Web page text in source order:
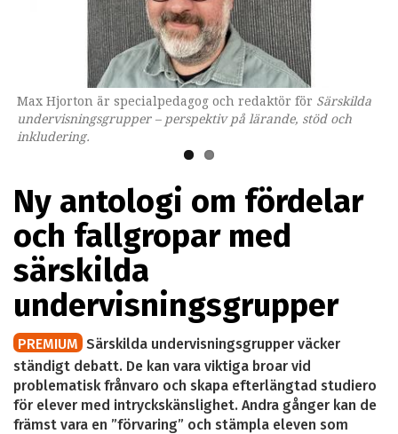
Max Hjorton är specialpedagog och redaktör för Särskilda
undervisningsgrupper – perspektiv på lärande, stöd och
inkludering.
Omslaget till boken som ges ut av Lärarförlaget.
Ny antologi om fördelar
och fallgropar med
särskilda
undervisningsgrupper
PREMIUM Särskilda undervisningsgrupper väcker
ständigt debatt. De kan vara viktiga broar vid
problematisk frånvaro och skapa efterlängtad studiero
för elever med intryckskänslighet. Andra gånger kan de
främst vara en ”förvaring” och stämpla eleven som